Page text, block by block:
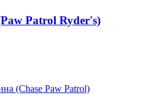
Patrol Ryder's)